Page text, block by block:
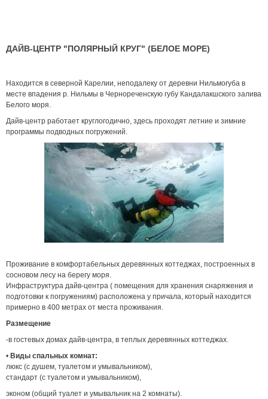
ДАЙВ-ЦЕНТР "ПОЛЯРНЫЙ КРУГ" (БЕЛОЕ МОРЕ)
Находится в северной Карелии, неподалеку от деревни Нильмогуба в
месте впадения р. Нильмы в Чернореченскую губу Кандалакшского залива
Белого моря.
Дайв-центр работает круглогодично, здесь проходят летние и зимние
программы подводных погружений.
Проживание в комфортабельных деревянных коттеджах, построенных в
сосновом лесу на берегу моря.
Инфраструктура дайв-центра ( помещения для хранения снаряжения и
подготовки к погружениям) расположена у причала, который находится
примерно в 400 метрах от места проживания.
Размещение
-в гостевых домах дайв-центра, в теплых деревянных коттеджах.
• Виды спальных комнат:
люкс (с душем, туалетом и умывальником),
стандарт (с туалетом и умывальником),
эконом (общий туалет и умывальник на 2 комнаты).